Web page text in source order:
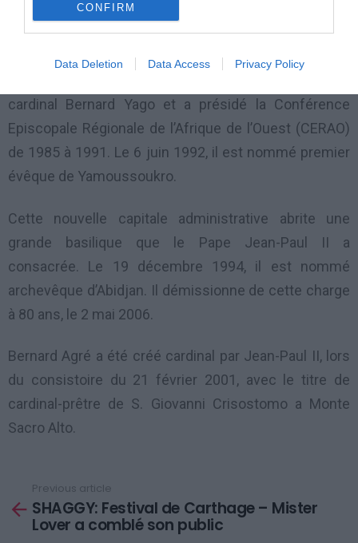
CONFIRM
Data Deletion Data Access Privacy Policy
de l’éducation et des séminaires.
Nommé évêque de Man le 8 juin 1968, le Cardinal
cardinal Bernard Yago et a présidé la Conférence
Episcopale Régionale de l’Afrique de l’Ouest (CERAO)
de 1985 à 1991. Le 6 juin 1992, il est nommé premier
évêque de Yamoussoukro.
Cette nouvelle capitale administrative abrite une
grande basilique que le Pape Jean-Paul II a
consacrée. Le 19 décembre 1994, il est nommé
archevêque d’Abidjan. Il démissionne de cette charge
à 80 ans, le 2 mai 2006.
Bernard Agré a été créé cardinal par Jean-Paul II, lors
du consistoire du 21 février 2001, avec le titre de
cardinal-prêtre de S. Giovanni Crisostomo a Monte
Sacro Alto.
more
Previous article
SHAGGY: Festival de Carthage – Mister
Lover a comblé son public